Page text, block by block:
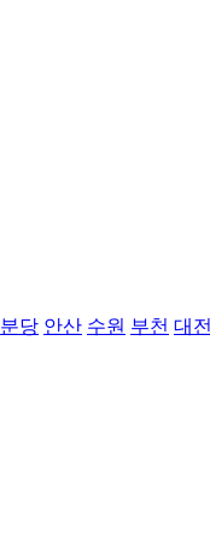
분당 안산 수원 부천 대전